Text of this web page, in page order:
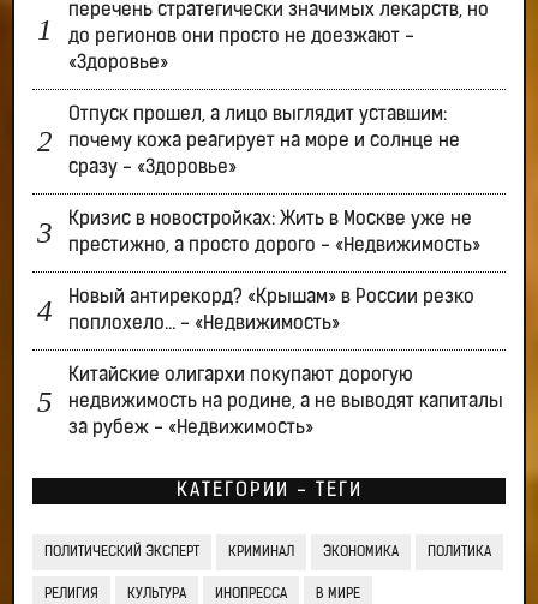
перечень стратегически значимых лекарств, но
до регионов они просто не доезжают -
«Здоровье»
Отпуск прошел, а лицо выглядит уставшим:
почему кожа реагирует на море и солнце не
сразу - «Здоровье»
Кризис в новостройках: Жить в Москве уже не
престижно, а просто дорого - «Недвижимость»
Новый антирекорд? «Крышам» в России резко
поплохело… - «Недвижимость»
Китайские олигархи покупают дорогую
недвижимость на родине, а не выводят капиталы
за рубеж - «Недвижимость»
КАТЕГОРИИ - ТЕГИ
ПОЛИТИЧЕСКИЙ ЭКСПЕРТ КРИМИНАЛ ЭКОНОМИКА ПОЛИТИКА
РЕЛИГИЯ КУЛЬТУРА ИНОПРЕССА В МИРЕ